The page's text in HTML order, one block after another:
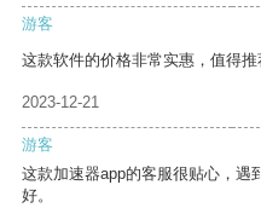
游客
这款软件的价格非常实惠，值得推
2023-12-21
游客
这款加速器app的客服很贴心，遇
好。